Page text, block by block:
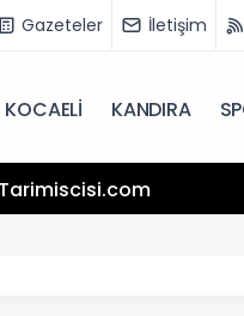
Gazeteler İletişim
KOCAELİ KANDIRA